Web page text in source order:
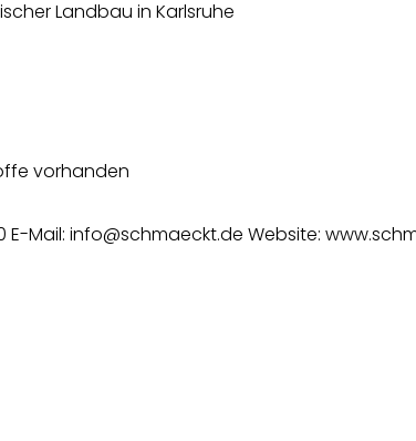
Landbau in Karlsruhe
vorhanden
Mail: info@schmaeckt.de Website: